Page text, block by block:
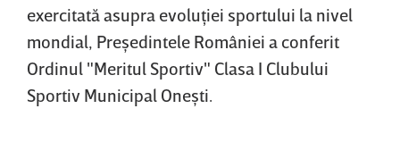
exercitată asupra evoluţiei sportului la nivel
mondial, Preşedintele României a conferit
Ordinul "Meritul Sportiv" Clasa I Clubului
Sportiv Municipal Oneşti.